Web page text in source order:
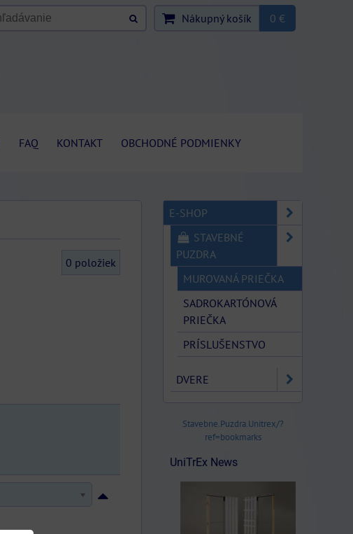
Nákupný košík 0 €
FAQ KONTAKT OBCHODNÉ PODMIENKY
0 položiek
E-SHOP
STAVEBNÉ
PUZDRA
MUROVANÁ PRIEČKA
SADROKARTÓNOVÁ
PRIEČKA
PRÍSLUŠENSTVO
DVERE
Stavebne.Puzdra.Unitrex/?
ref=bookmarks
UniTrEx News